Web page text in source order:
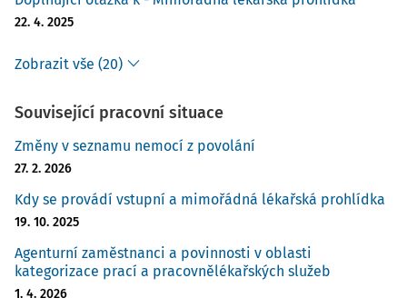
22. 4. 2025
Zobrazit vše (20)
Související pracovní situace
Změny v seznamu nemocí z povolání
27. 2. 2026
Kdy se provádí vstupní a mimořádná lékařská prohlídka
19. 10. 2025
Agenturní zaměstnanci a povinnosti v oblasti
kategorizace prací a pracovnělékařských služeb
1. 4. 2026